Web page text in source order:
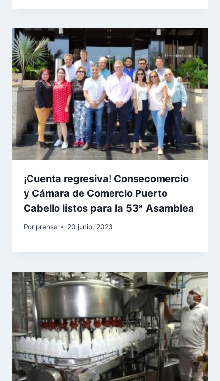
¡Cuenta regresiva! Consecomercio
y Cámara de Comercio Puerto
Cabello listos para la 53ª Asamblea
Por prensa 20 junio, 2023